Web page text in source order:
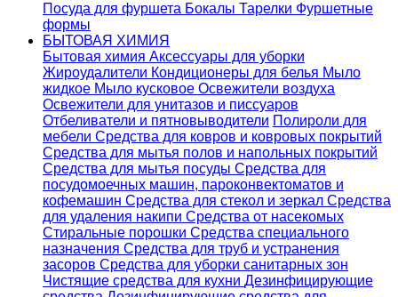
Посуда для фуршета Бокалы Тарелки Фуршетные
формы
БЫТОВАЯ ХИМИЯ
Бытовая химия Аксессуары для уборки
Жироудалители Кондиционеры для белья Мыло
жидкое Мыло кусковое Освежители воздуха
Освежители для унитазов и писсуаров
Отбеливатели и пятновыводители Полироли для
мебели Средства для ковров и ковровых покрытий
Средства для мытья полов и напольных покрытий
Средства для мытья посуды Средства для
посудомоечных машин, пароконвектоматов и
кофемашин Средства для стекол и зеркал Средства
для удаления накипи Средства от насекомых
Стиральные порошки Cредства специального
назначения Средства для труб и устранения
засоров Средства для уборки санитарных зон
Чистящие средства для кухни Дезинфицирующие